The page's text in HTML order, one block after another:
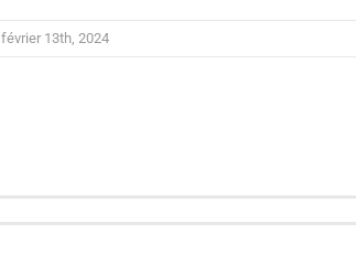
février 13th, 2024